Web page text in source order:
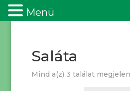
Saláta
Mind a(z) 3 találat
Menü